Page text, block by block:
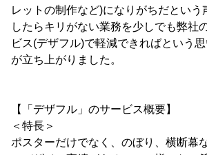
レットの制作など)になりがちだという
したらキリがない業務を少しでも弊社
ビス(デザフル)で軽減できればという
が立ち上がりました。
【「デザフル」のサービス概要】
＜特長＞
ポスターだけでなく、のぼり、横断幕